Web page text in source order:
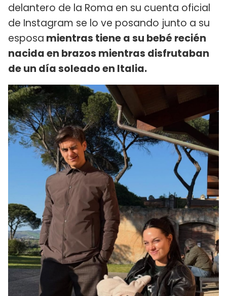
delantero de la Roma en su cuenta oficial
de Instagram se lo ve posando junto a su
esposa mientras tiene a su bebé recién
nacida en brazos mientras disfrutaban
de un día soleado en Italia.